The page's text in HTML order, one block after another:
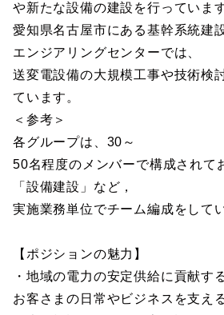
や新たな設備の建設を行っていま
愛知県名古屋市にある基幹系統建
エンジアリングセンターでは、
送変電設備の大規模工事や技術検
ています。
＜参考＞
各グループは、30～
50名程度のメンバーで構成されて
「設備建設」など，
実施業務単位でチーム編成をして
【ポジションの魅力】
・地域の電力の安定供給に貢献す
お客さまの日常やビジネスを支え